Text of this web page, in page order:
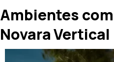
Ambientes
Novara Vertical